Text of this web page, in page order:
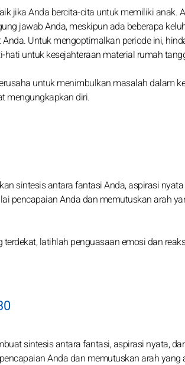
jika Anda bercita-cita untuk memiliki anak.
jawab Anda, meskipun ada beberapa
Untuk mengoptimalkan periode ini,
untuk kesejahteraan material rumah
untuk menimbulkan masalah dalam
mengungkapkan diri.
sintesis antara fantasi Anda, aspirasi
pencapaian Anda dan memutuskan arah
latihlah penguasaan emosi dan
sintesis antara fantasi, aspirasi nyata,
Anda dan memutuskan arah yang